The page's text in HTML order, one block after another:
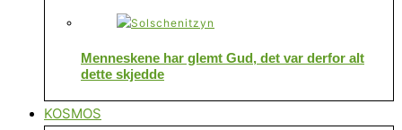
Menneskene har glemt Gud, det var derfor alt
dette skjedde
KOSMOS